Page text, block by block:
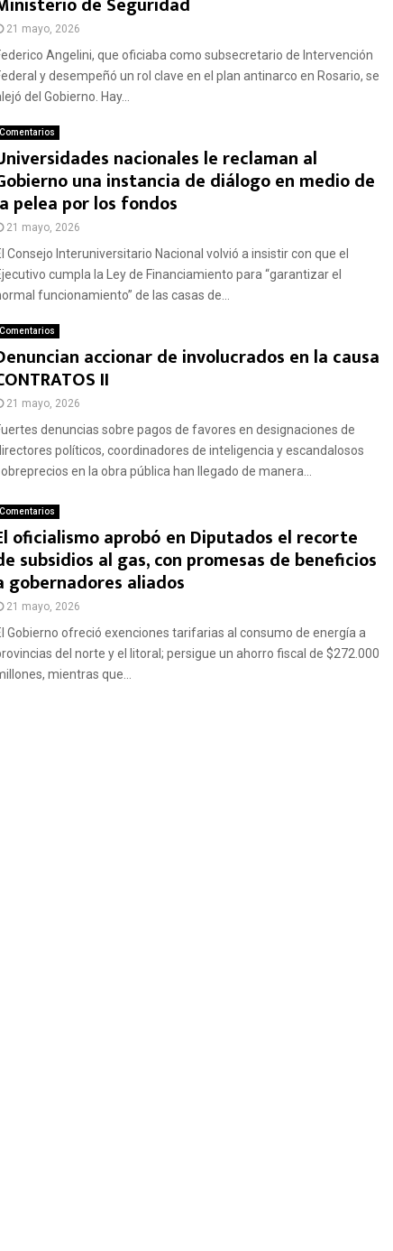
21 mayo, 2026
Angelini, que oficiaba como subsecretario de Intervención
y desempeñó un rol clave en el plan antinarco en Rosario, se
del Gobierno. Hay...
Comentarios
nacionales le reclaman al
una instancia de diálogo en medio de
pelea por los fondos
21 mayo, 2026
Consejo Interuniversitario Nacional volvió a insistir con que el
cumpla la Ley de Financiamiento para “garantizar el
funcionamiento” de las casas de...
Comentarios
accionar de involucrados en la causa
II
21 mayo, 2026
denuncias sobre pagos de favores en designaciones de
políticos, coordinadores de inteligencia y escandalosos
en la obra pública han llegado de manera...
Comentarios
oficialismo aprobó en Diputados el recorte
subsidios al gas, con promesas de beneficios
gobernadores aliados
21 mayo, 2026
Gobierno ofreció exenciones tarifarias al consumo de energía a
del norte y el litoral; persigue un ahorro fiscal de $272.000
mientras que...